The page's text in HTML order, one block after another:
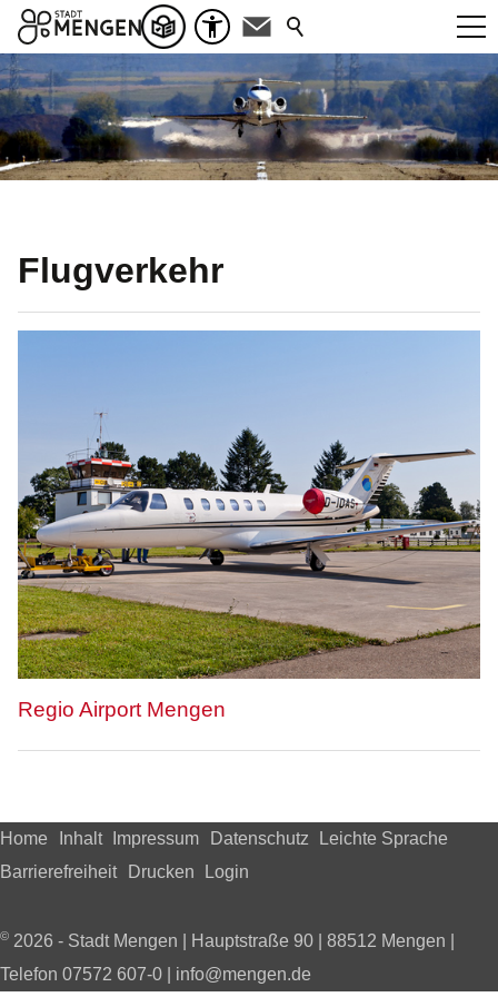
Flugverkehr
Regio Airport Mengen
Home Inhalt Impressum Datenschutz
Leichte Sprache
Barrierefreiheit
Drucken Login
© 2026 - Stadt Mengen | Hauptstraße 90 | 88512 Mengen |
Telefon 07572 607-0 | info@mengen.de